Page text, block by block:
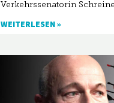
Verkehrssenatorin
WEITERLESEN »